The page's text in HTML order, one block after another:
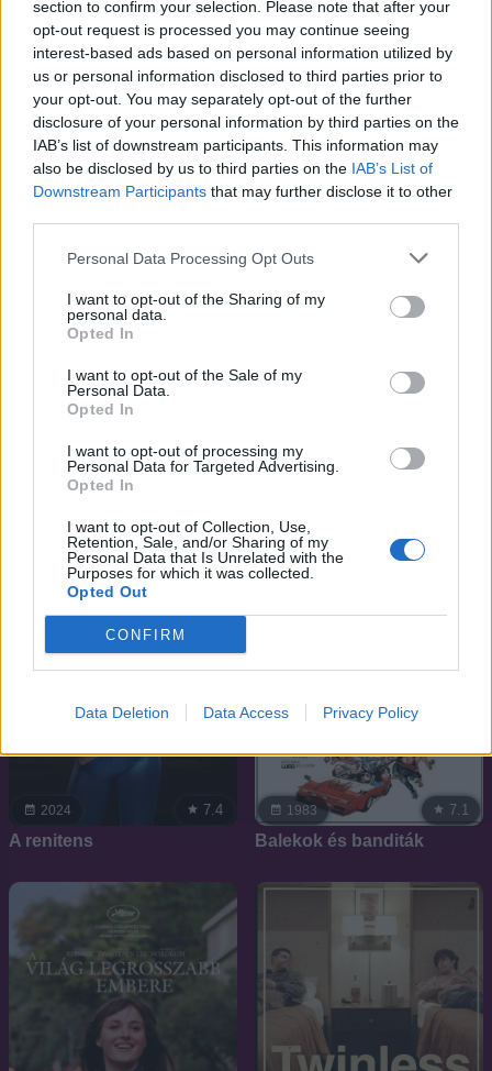
section to confirm your selection. Please note that after your
opt-out request is processed you may continue seeing
interest-based ads based on personal information utilized by
us or personal information disclosed to third parties prior to
your opt-out. You may separately opt-out of the further
disclosure of your personal information by third parties on the
IAB’s list of downstream participants. This information may
also be disclosed by us to third parties on the IAB’s List of
Downstream Participants that may further disclose it to other
Personal Data Processing Opt Outs
I want to opt-out of the Sharing of my
personal data.
Opted In
I want to opt-out of the Sale of my
Personal Data.
Opted In
I want to opt-out of processing my
Personal Data for Targeted Advertising.
Opted In
I want to opt-out of Collection, Use,
Retention, Sale, and/or Sharing of my
Personal Data that Is Unrelated with the
Purposes for which it was collected.
Opted Out
CONFIRM
Data Deletion Data Access Privacy Policy
A Kutyadada
2010 7.1
Scooby-Doo! Rettegés a
1996
rémálommá változik)
2024 7.4
A renitens
1983 7.1
Balekok és banditák